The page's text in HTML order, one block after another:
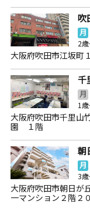
吹
月
2
大阪府吹田市江坂町
千
月
1
大阪府吹田市千里山
園 １階
朝
月
3
大阪府吹田市朝日が
一マンション２階２